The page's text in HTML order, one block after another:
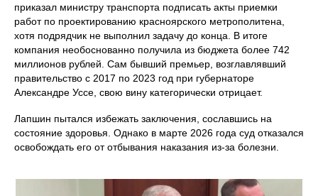
приказал министру транспорта подписать акты приемки
работ по проектированию красноярского метрополитена,
хотя подрядчик не выполнил задачу до конца. В итоге
компания необоснованно получила из бюджета более 742
миллионов рублей. Сам бывший премьер, возглавлявший
правительство с 2017 по 2023 год при губернаторе
Александре Уссе, свою вину категорически отрицает.
Лапшин пытался избежать заключения, сославшись на
состояние здоровья. Однако в марте 2026 года суд отказался
освобождать его от отбывания наказания из-за болезни.